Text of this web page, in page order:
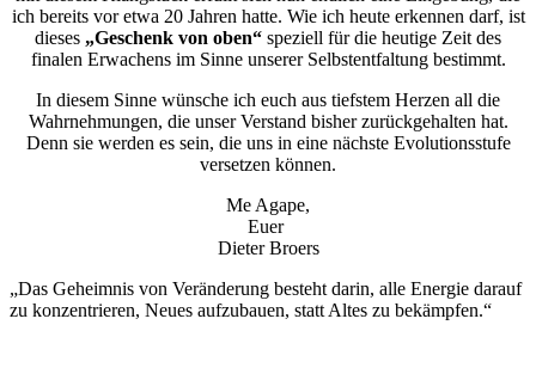
ich bereits vor etwa 20 Jahren hatte. Wie ich heute erkennen darf, ist
dieses „Geschenk von oben“ speziell für die heutige Zeit des
finalen Erwachens im Sinne unserer Selbstentfaltung bestimmt.
In diesem Sinne wünsche ich euch aus tiefstem Herzen all die
Wahrnehmungen, die unser Verstand bisher zurückgehalten hat.
Denn sie werden es sein, die uns in eine nächste Evolutionsstufe
versetzen können.
Me Agape,
Euer
Dieter Broers
„Das Geheimnis von Veränderung besteht darin, alle Energie darauf
zu konzentrieren, Neues aufzubauen, statt Altes zu bekämpfen.“